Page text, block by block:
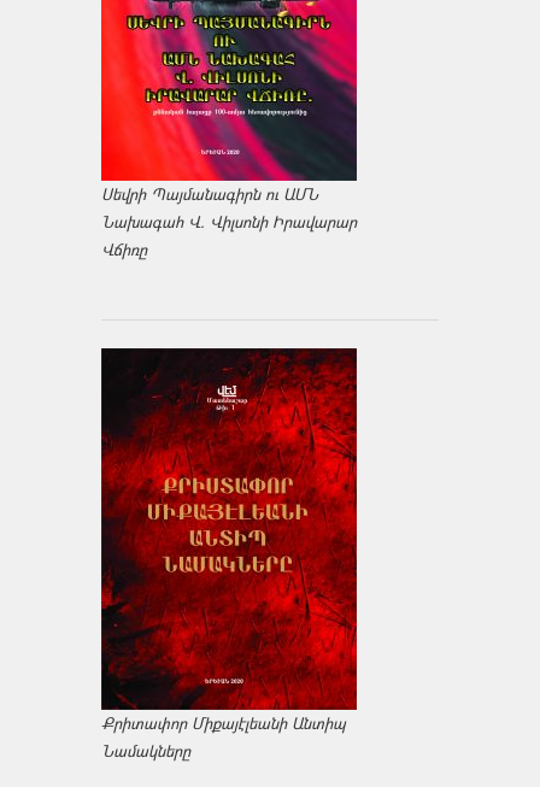
Սեվրի Պայմանագիրն ու ԱՄՆ
Նախագահ Վ. Վիլսոնի Իրավարար
Վճիռը
Քրիտափոր Միքայէլեանի Անտիպ
Նամակները